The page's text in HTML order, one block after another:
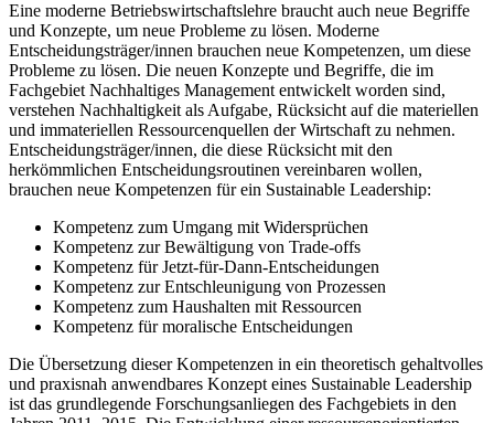
Eine moderne Betriebswirtschaftslehre braucht auch neue Begriffe
und Konzepte, um neue Probleme zu lösen. Moderne
Entscheidungsträger/innen brauchen neue Kompetenzen, um diese
Probleme zu lösen. Die neuen Konzepte und Begriffe, die im
Fachgebiet Nachhaltiges Management entwickelt worden sind,
verstehen Nachhaltigkeit als Aufgabe, Rücksicht auf die materiellen
und immateriellen Ressourcenquellen der Wirtschaft zu nehmen.
Entscheidungsträger/innen, die diese Rücksicht mit den
herkömmlichen Entscheidungsroutinen vereinbaren wollen,
brauchen neue Kompetenzen für ein Sustainable Leadership:
Kompetenz zum Umgang mit Widersprüchen
Kompetenz zur Bewältigung von Trade-offs
Kompetenz für Jetzt-für-Dann-Entscheidungen
Kompetenz zur Entschleunigung von Prozessen
Kompetenz zum Haushalten mit Ressourcen
Kompetenz für moralische Entscheidungen
Die Übersetzung dieser Kompetenzen in ein theoretisch gehaltvolles
und praxisnah anwendbares Konzept eines Sustainable Leadership
ist das grundlegende Forschungsanliegen des Fachgebiets in den